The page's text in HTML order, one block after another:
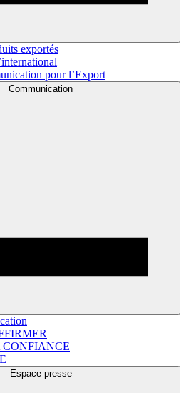
exportés
pour l’Export
Communication
Espace presse